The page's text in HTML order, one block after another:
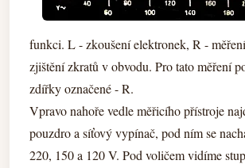
funkci. L - zkoušení elektronek, R -
zjištění zkratů v obvodu. Pro tato měření
zdířky označené - R.
Vpravo nahoře vedle měřicího přístroje
pouzdro a síťový vypínač, pod ním se
220, 150 a 120 V. Pod voličem vidíme